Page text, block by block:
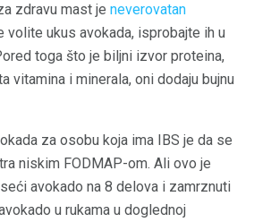
zdravu mast je neverovatan
volite ukus avokada, isprobajte ih u
toga što je biljni izvor proteina,
vitamina i minerala, oni dodaju bujnu
za osobu koja ima IBS je da se
niskim FODMAP-om. Ali ovo je
avokado na 8 delova i zamrznuti
u rukama u doglednoj